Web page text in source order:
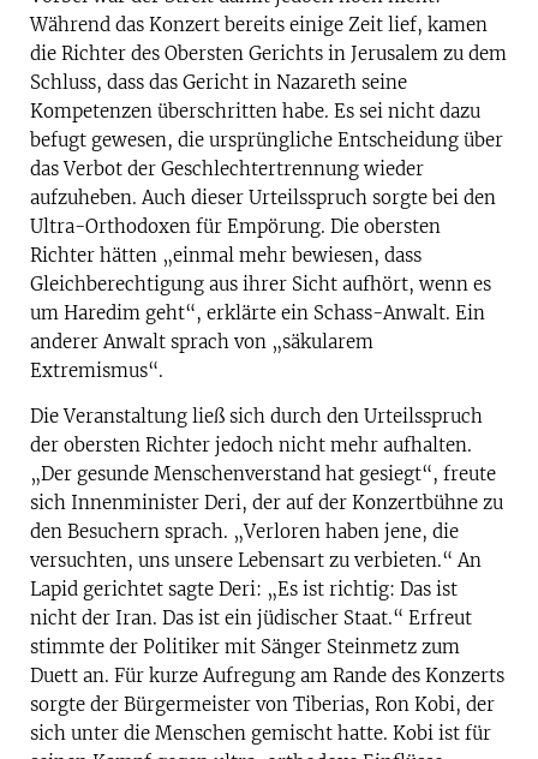
Während das Konzert bereits einige Zeit lief, kamen
die Richter des Obersten Gerichts in Jerusalem zu dem
Schluss, dass das Gericht in Nazareth seine
Kompetenzen überschritten habe. Es sei nicht dazu
befugt gewesen, die ursprüngliche Entscheidung über
das Verbot der Geschlechtertrennung wieder
aufzuheben. Auch dieser Urteilsspruch sorgte bei den
Ultra-Orthodoxen für Empörung. Die obersten
Richter hätten „einmal mehr bewiesen, dass
Gleichberechtigung aus ihrer Sicht aufhört, wenn es
um Haredim geht“, erklärte ein Schass-Anwalt. Ein
anderer Anwalt sprach von „säkularem
Extremismus“.
Die Veranstaltung ließ sich durch den Urteilsspruch
der obersten Richter jedoch nicht mehr aufhalten.
„Der gesunde Menschenverstand hat gesiegt“, freute
sich Innenminister Deri, der auf der Konzertbühne zu
den Besuchern sprach. „Verloren haben jene, die
versuchten, uns unsere Lebensart zu verbieten.“ An
Lapid gerichtet sagte Deri: „Es ist richtig: Das ist
nicht der Iran. Das ist ein jüdischer Staat.“ Erfreut
stimmte der Politiker mit Sänger Steinmetz zum
Duett an. Für kurze Aufregung am Rande des Konzerts
sorgte der Bürgermeister von Tiberias, Ron Kobi, der
sich unter die Menschen gemischt hatte. Kobi ist für